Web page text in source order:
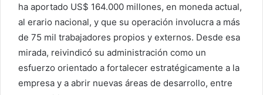
ha aportado US$ 164.000 millones, en moneda actual,
al erario nacional, y que su operación involucra a más
de 75 mil trabajadores propios y externos. Desde esa
mirada, reivindicó su administración como un
esfuerzo orientado a fortalecer estratégicamente a la
empresa y a abrir nuevas áreas de desarrollo, entre